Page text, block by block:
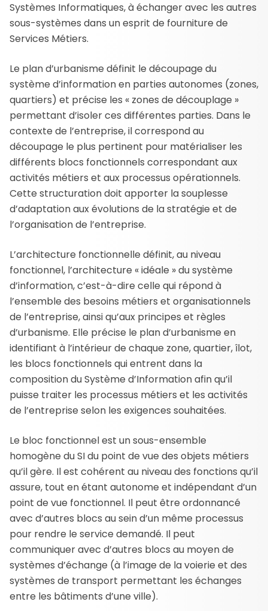
Systèmes Informatiques, à échanger avec les autres
sous-systèmes dans un esprit de fourniture de
Services Métiers.
Le plan d’urbanisme définit le découpage du
système d’information en parties autonomes (zones,
quartiers) et précise les « zones de découplage »
permettant d’isoler ces différentes parties. Dans le
contexte de l’entreprise, il correspond au
découpage le plus pertinent pour matérialiser les
différents blocs fonctionnels correspondant aux
activités métiers et aux processus opérationnels.
Cette structuration doit apporter la souplesse
d’adaptation aux évolutions de la stratégie et de
l’organisation de l’entreprise.
L’architecture fonctionnelle définit, au niveau
fonctionnel, l’architecture « idéale » du système
d’information, c’est-à-dire celle qui répond à
l’ensemble des besoins métiers et organisationnels
de l’entreprise, ainsi qu’aux principes et règles
d’urbanisme. Elle précise le plan d’urbanisme en
identifiant à l’intérieur de chaque zone, quartier, îlot,
les blocs fonctionnels qui entrent dans la
composition du Système d’Information afin qu’il
puisse traiter les processus métiers et les activités
de l’entreprise selon les exigences souhaitées.
Le bloc fonctionnel est un sous-ensemble
homogène du SI du point de vue des objets métiers
qu’il gère. Il est cohérent au niveau des fonctions qu’il
assure, tout en étant autonome et indépendant d’un
point de vue fonctionnel. Il peut être ordonnancé
avec d’autres blocs au sein d’un même processus
pour rendre le service demandé. Il peut
communiquer avec d’autres blocs au moyen de
systèmes d’échange (à l’image de la voierie et des
systèmes de transport permettant les échanges
entre les bâtiments d’une ville).